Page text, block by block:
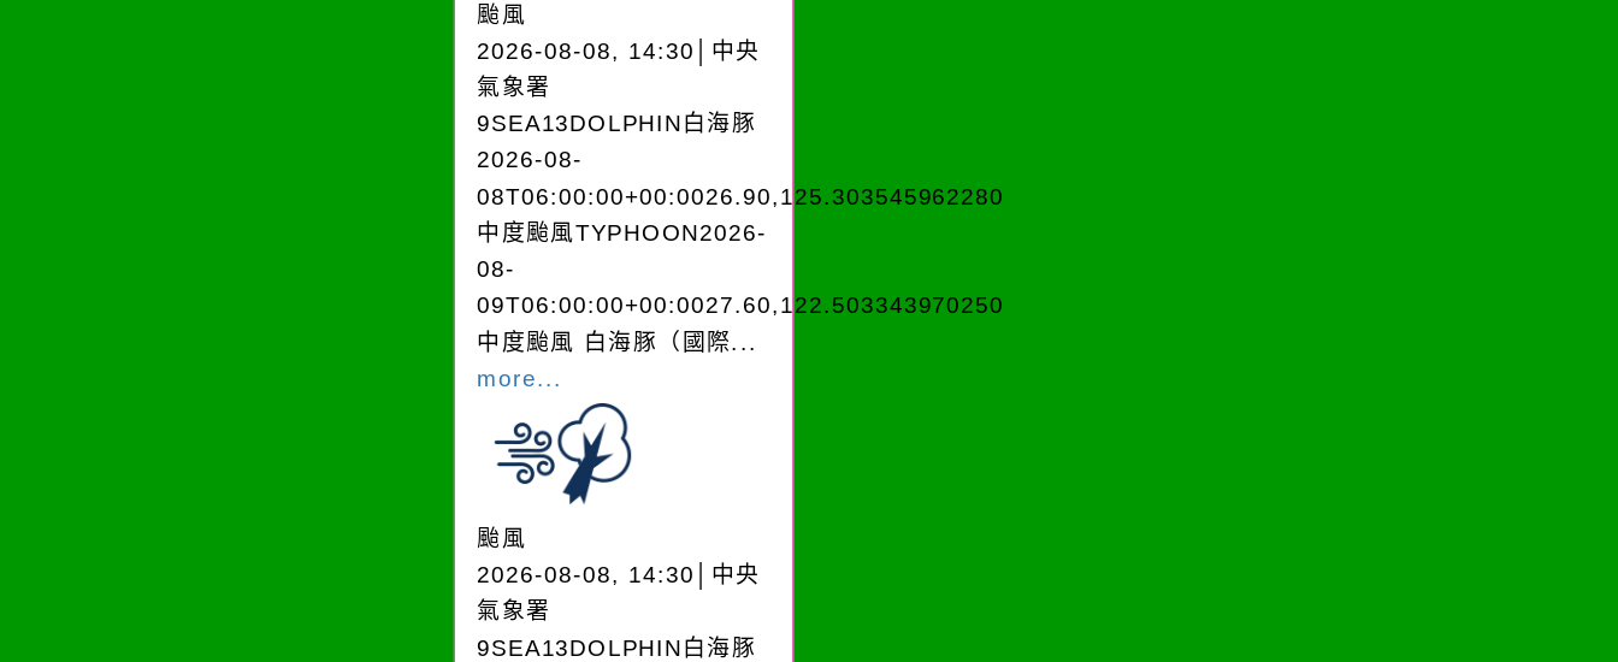
颱風
2026-08-08, 14:30│中央
氣象署
9SEA13DOLPHIN白海豚
2026-08-
08T06:00:00+00:0026.90,125.303545962280
中度颱風TYPHOON2026-
08-
09T06:00:00+00:0027.60,122.503343970250
中度颱風 白海豚（國際...
more...
颱風
2026-08-08, 14:30│中央
氣象署
9SEA13DOLPHIN白海豚